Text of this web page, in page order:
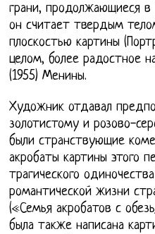
грани, продолжающиеся в
он считает твердым
плоскостью картины
целом, более радостное
(1955) Менины.
Художник отдавал
золотистому и розово-
были странствующие
акробаты картины этого
трагического
романтической жизни
(«Семья акробатов с
была также написана